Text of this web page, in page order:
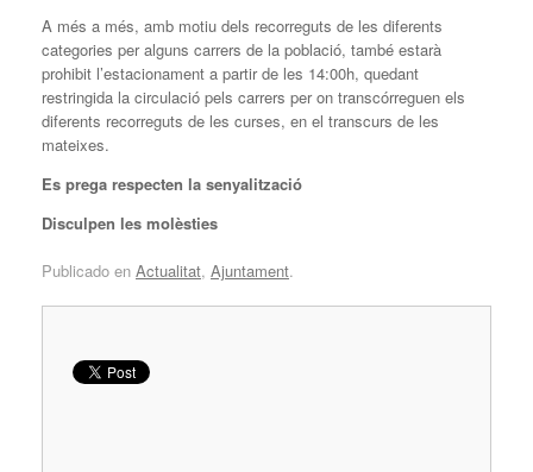
A més a més, amb motiu dels recorreguts de les diferents
categories per alguns carrers de la població, també estarà
prohibit l’estacionament a partir de les 14:00h, quedant
restringida la circulació pels carrers per on transcórreguen els
diferents recorreguts de les curses, en el transcurs de les
mateixes.
Es prega respecten la senyalització
Disculpen les molèsties
Publicado en Actualitat, Ajuntament.